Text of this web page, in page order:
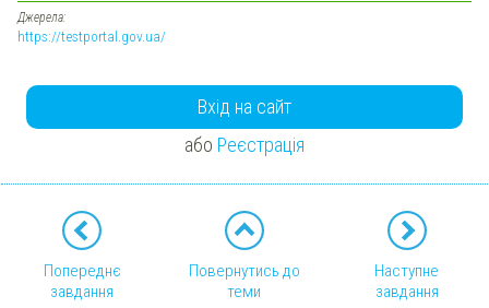
Джерела:
https://testportal.gov.ua/
Вхід на сайт
або Реєстрація
Попереднє
завдання
Повернутись до
теми
Наступне
завдання